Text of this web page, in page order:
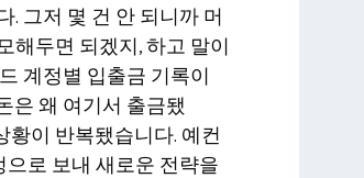
그저 몇 건 안 되니까 머
해두면 되겠지, 하고 말이
계정별 입출금 기록이
은 왜 여기서 출금됐
황이 반복됐습니다. 예컨
로 보내 새로운 전략을